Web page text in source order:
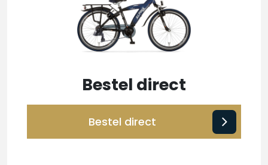
Bestel direct
Bestel direct